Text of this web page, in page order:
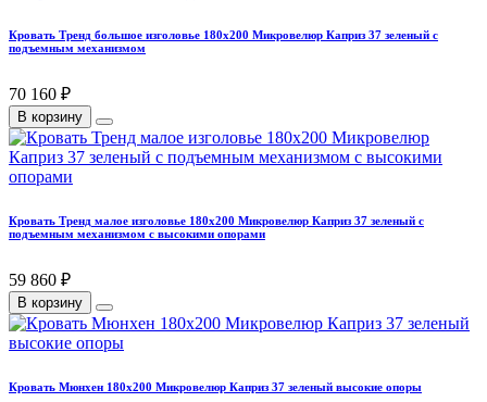
Кровать Тренд большое изголовье 180х200 Микровелюр Каприз 37 зеленый с
подъемным механизмом
70 160 ₽
В корзину
Кровать Тренд малое изголовье 180х200 Микровелюр Каприз 37 зеленый с
подъемным механизмом с высокими опорами
59 860 ₽
В корзину
Кровать Мюнхен 180х200 Микровелюр Каприз 37 зеленый высокие опоры